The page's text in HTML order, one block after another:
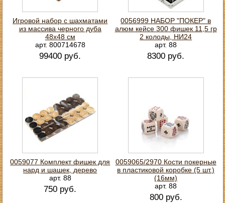
Игровой набор с шахматами
из массива черного дуба
48х48 см
арт. 800714678
99400 руб.
0056999 НАБОР "ПОКЕР" в
алюм кейсе 300 фишек 11,5 гр
2 колоды, НИ24
арт. 88
8300 руб.
0059077 Комплект фишек для
нард и шашек, дерево
арт. 88
750 руб.
0059065/2970 Кости покерные
в пластиковой коробке (5 шт.)
(16мм)
арт. 88
800 руб.